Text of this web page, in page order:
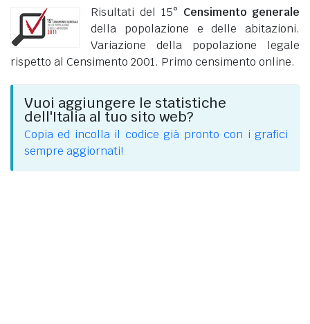
Risultati del 15° Censimento generale
della popolazione e delle abitazioni.
Variazione della popolazione legale
rispetto al Censimento 2001. Primo censimento online.
Vuoi aggiungere le statistiche
dell'Italia al tuo sito web?
Copia ed incolla il codice già pronto con i grafici
sempre aggiornati!